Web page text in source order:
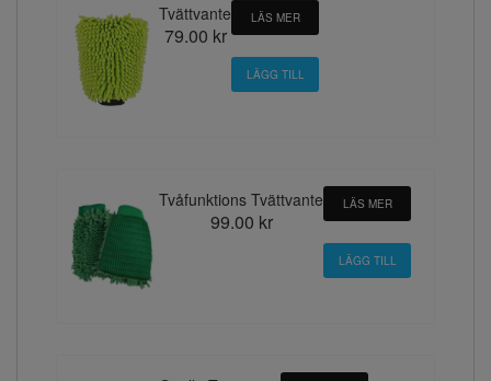
Tvättvante
79.00 kr
LÄS MER
Tvåfunktions Tvättvante
99.00 kr
LÄS MER